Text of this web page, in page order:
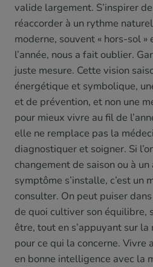
valide largement. S’inspirer
réaccorder à un rythme
moderne, souvent « hors-sol
l’année, nous a fait oublier.
juste mesure. Cette vision
énergétique et symbolique,
et de prévention, et non une
pour mieux vivre au fil de
elle ne remplace pas la
diagnostiquer et soigner. Si
changement de saison ou à
symptôme s’installe, c’est un
consulter. On peut puiser
de quoi cultiver son équilibre,
être, tout en s’appuyant sur la
pour ce qui la concerne. Vivre
en bonne intelligence avec la